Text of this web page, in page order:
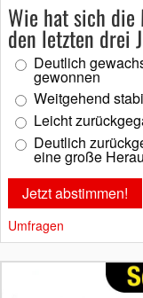
Wie hat sich
den letzten drei
Deutlich
gewonnen
Weitgehend
Leicht
Deutlich
eine große
Umfragen